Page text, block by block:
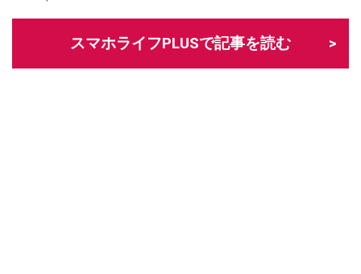
スマホライフPLUSで記事を読む